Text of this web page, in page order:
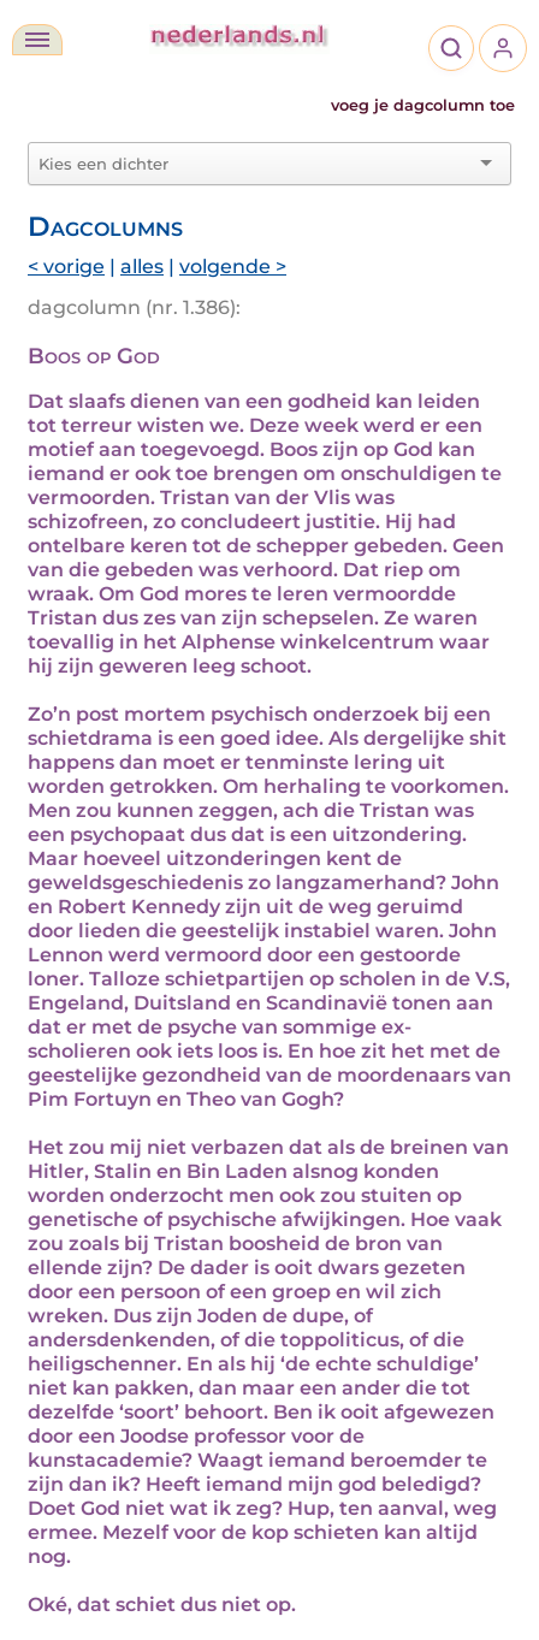
voeg je dagcolumn toe
Dagcolumns
< vorige | alles | volgende >
dagcolumn (nr. 1.386):
Boos op God
Dat slaafs dienen van een godheid kan leiden
tot terreur wisten we. Deze week werd er een
motief aan toegevoegd. Boos zijn op God kan
iemand er ook toe brengen om onschuldigen te
vermoorden. Tristan van der Vlis was
schizofreen, zo concludeert justitie. Hij had
ontelbare keren tot de schepper gebeden. Geen
van die gebeden was verhoord. Dat riep om
wraak. Om God mores te leren vermoordde
Tristan dus zes van zijn schepselen. Ze waren
toevallig in het Alphense winkelcentrum waar
hij zijn geweren leeg schoot.
Zo’n post mortem psychisch onderzoek bij een
schietdrama is een goed idee. Als dergelijke shit
happens dan moet er tenminste lering uit
worden getrokken. Om herhaling te voorkomen.
Men zou kunnen zeggen, ach die Tristan was
een psychopaat dus dat is een uitzondering.
Maar hoeveel uitzonderingen kent de
geweldsgeschiedenis zo langzamerhand? John
en Robert Kennedy zijn uit de weg geruimd
door lieden die geestelijk instabiel waren. John
Lennon werd vermoord door een gestoorde
loner. Talloze schietpartijen op scholen in de V.S,
Engeland, Duitsland en Scandinavië tonen aan
dat er met de psyche van sommige ex-
scholieren ook iets loos is. En hoe zit het met de
geestelijke gezondheid van de moordenaars van
Pim Fortuyn en Theo van Gogh?
Het zou mij niet verbazen dat als de breinen van
Hitler, Stalin en Bin Laden alsnog konden
worden onderzocht men ook zou stuiten op
genetische of psychische afwijkingen. Hoe vaak
zou zoals bij Tristan boosheid de bron van
ellende zijn? De dader is ooit dwars gezeten
door een persoon of een groep en wil zich
wreken. Dus zijn Joden de dupe, of
andersdenkenden, of die toppoliticus, of die
heiligschenner. En als hij ‘de echte schuldige’
niet kan pakken, dan maar een ander die tot
dezelfde ‘soort’ behoort. Ben ik ooit afgewezen
door een Joodse professor voor de
kunstacademie? Waagt iemand beroemder te
zijn dan ik? Heeft iemand mijn god beledigd?
Doet God niet wat ik zeg? Hup, ten aanval, weg
ermee. Mezelf voor de kop schieten kan altijd
nog.
Oké, dat schiet dus niet op.